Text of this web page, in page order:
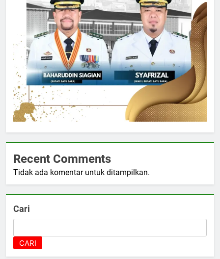
Recent Comments
Tidak ada komentar untuk ditampilkan.
Cari
CARI